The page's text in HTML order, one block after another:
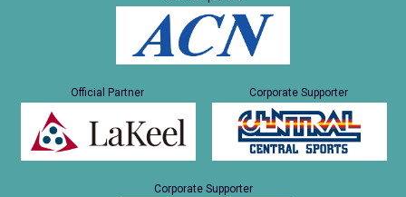
Official Partner Corporate Supporter
Corporate Supporter